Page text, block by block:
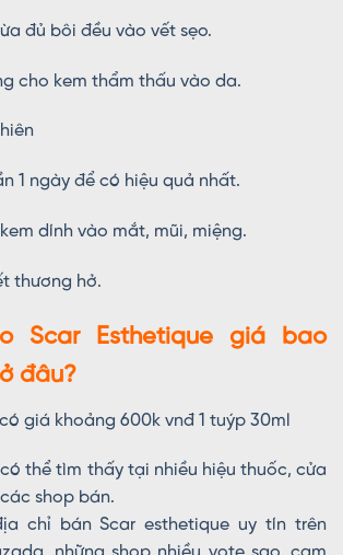
đủ bôi đều vào vết sẹo.
cho kem thẩm thấu vào da.
1 ngày để có hiệu quả nhất.
dính vào mắt, mũi, miệng.
thương hở.
Scar Esthetique giá bao
đâu?
giá khoảng 600k vnđ 1 tuýp 30ml
thể tìm thấy tại nhiều hiệu thuốc, cửa
shop bán.
chỉ bán Scar esthetique uy tín trên